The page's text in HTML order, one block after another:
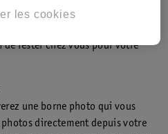
rester chez vous pour votre
une borne photo qui vous
directement depuis votre
les cookies